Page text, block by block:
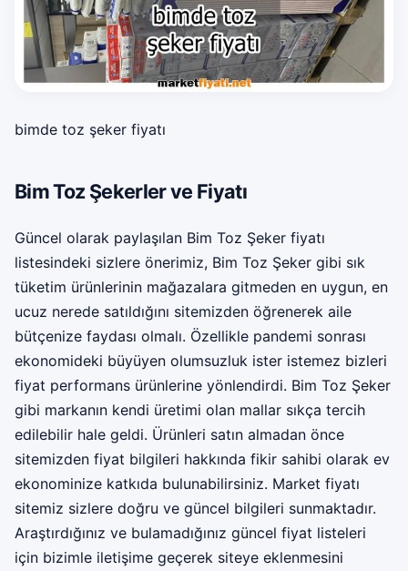
bimde toz şeker fiyatı
Bim Toz Şekerler ve Fiyatı
Güncel olarak paylaşılan Bim Toz Şeker fiyatı
listesindeki sizlere önerimiz, Bim Toz Şeker gibi sık
tüketim ürünlerinin mağazalara gitmeden en uygun, en
ucuz nerede satıldığını sitemizden öğrenerek aile
bütçenize faydası olmalı. Özellikle pandemi sonrası
ekonomideki büyüyen olumsuzluk ister istemez bizleri
fiyat performans ürünlerine yönlendirdi. Bim Toz Şeker
gibi markanın kendi üretimi olan mallar sıkça tercih
edilebilir hale geldi. Ürünleri satın almadan önce
sitemizden fiyat bilgileri hakkında fikir sahibi olarak ev
ekonominize katkıda bulunabilirsiniz. Market fiyatı
sitemiz sizlere doğru ve güncel bilgileri sunmaktadır.
Araştırdığınız ve bulamadığınız güncel fiyat listeleri
için bizimle iletişime geçerek siteye eklenmesini